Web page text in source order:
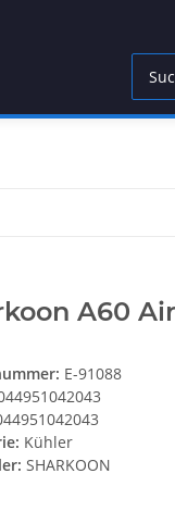
A60
E-91088
Kühler
SHARKOON